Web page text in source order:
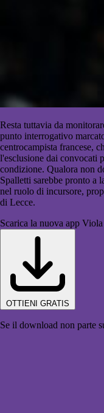
Resta tuttavia da
punto interrogativo
centrocampista francese,
l'esclusione dai convocati
condizione. Qualora non
Spalletti sarebbe pronto a
nel ruolo di incursore,
di Lecce.
Scarica la nuova app
OTTIENI GRATIS
Se il download non parte